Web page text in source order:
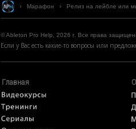
Главная
© Ableton Pro Help, 2026 г. Все права
Если у Вас есть какие-то вопросы или
› Марафон › Релиз на лейбле или